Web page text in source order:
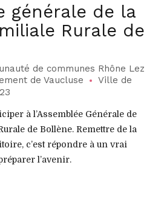
générale de la
Rurale de
de communes Rhône Lez
de Vaucluse
Ville de
à l’Assemblée Générale de
de Bollène. Remettre de la
c’est répondre à un vrai
l’avenir.